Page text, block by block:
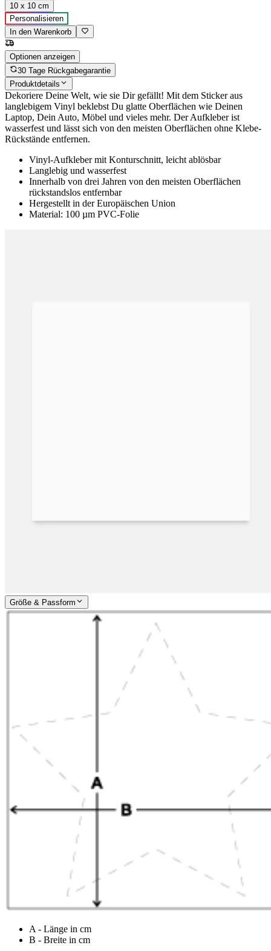
10 x 10 cm
Personalisieren
In den Warenkorb
Optionen anzeigen
30 Tage Rückgabegarantie
Produktdetails
Dekoriere Deine Welt, wie sie Dir gefällt! Mit dem Sticker aus
langlebigem Vinyl beklebst Du glatte Oberflächen wie Deinen
Laptop, Dein Auto, Möbel und vieles mehr. Der Aufkleber ist
wasserfest und lässt sich von den meisten Oberflächen ohne Klebe-
Rückstände entfernen.
Vinyl-Aufkleber mit Konturschnitt, leicht ablösbar
Langlebig und wasserfest
Innerhalb von drei Jahren von den meisten Oberflächen
rückstandslos entfernbar
Hergestellt in der Europäischen Union
Material: 100 µm PVC-Folie
Größe & Passform
A - Länge in cm
B - Breite in cm